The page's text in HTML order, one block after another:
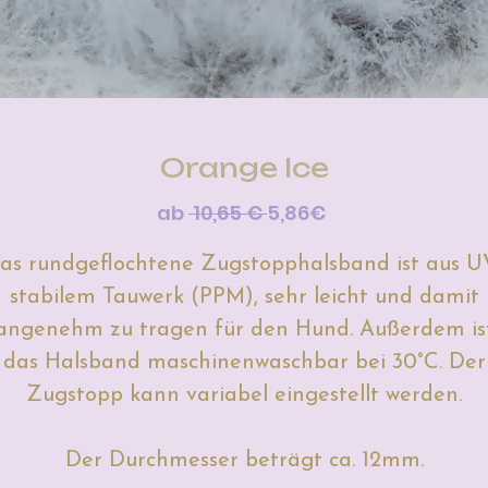
Orange Ice
ab 10,65 € Standardpreis
5,86€Sale-
rundgeflochtene Zugstopphalsband ist aus
stabilem Tauwerk (PPM), sehr leicht und damit
zu tragen für den Hund. Außerdem
das Halsband maschinenwaschbar bei 30°C. Der
Zugstopp kann variabel eingestellt werden.
Der Durchmesser beträgt ca. 12mm.